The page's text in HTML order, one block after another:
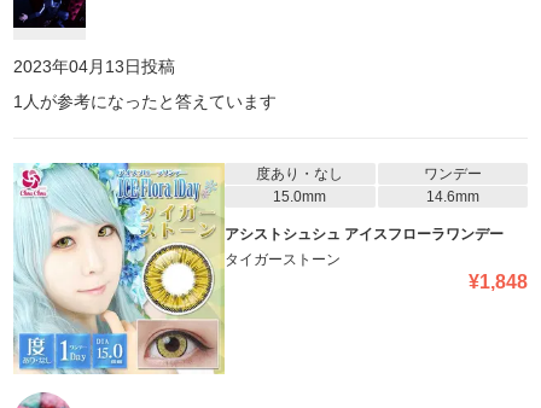
2023年04月13日投稿
1 人が参考になったと答えています
度あり・なし
ワンデー
15.0mm
14.6mm
アシストシュシュ アイスフローラワンデー
タイガーストーン
¥1,848